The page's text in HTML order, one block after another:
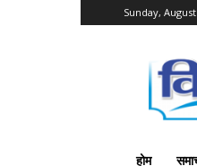
Sunday,
होम